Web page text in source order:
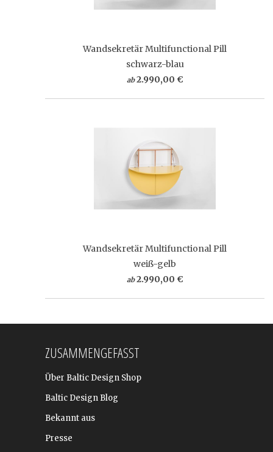
Wandsekretär Multifunctional Pill
schwarz-blau
ab 2.990,00 €
Wandsekretär Multifunctional Pill
weiß-gelb
ab 2.990,00 €
ZUSAMMENGEFASST
Über Baltic Design Shop
Baltic Design Blog
Bekannt aus
Presse